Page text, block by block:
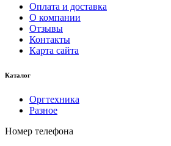
Оплата и доставка
О компании
Отзывы
Контакты
Карта сайта
Каталог
Оргтехника
Разное
Номер телефона